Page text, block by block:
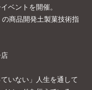
ベントを開催。
商品開発土製菓技術指
いない」人生を通して